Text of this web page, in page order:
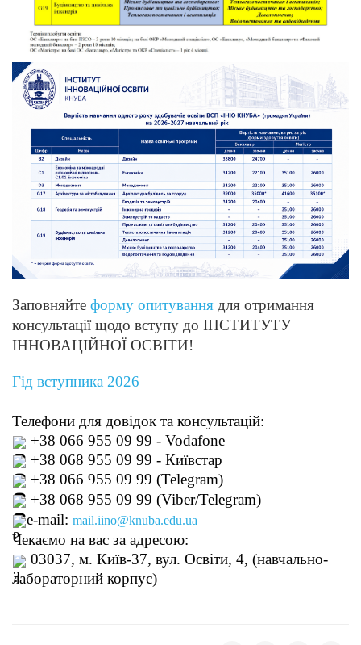
Заповняйте форму опитування для отримання
консультації щодо вступу до ІНСТИТУТУ
ІННОВАЦІЙНОЇ ОСВІТИ!
Гід вступника 2026
Телефони для довідок та консультацій:
+38 066 955 09 99 - Vodafone
+38 068 955 09 99 - Київстар
+38 066 955 09 99 (Telegram)
+38 068 955 09 99 (Viber/Telegram)
e-mail: mail.iino@knuba.edu.ua
Чекаємо на вас за адресою:
03037, м. Київ-37, вул. Освіти, 4, (навчально-
лабораторний корпус)